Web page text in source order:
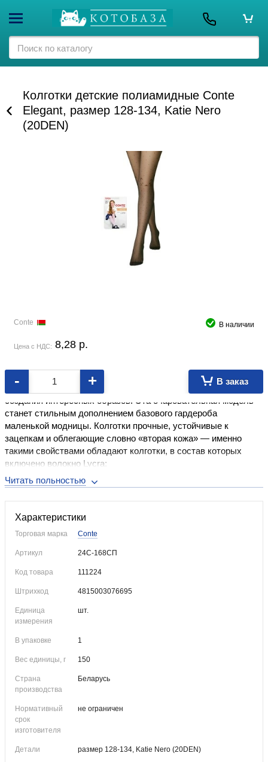
Колготки детские полиамидные Conte
Elegant, размер 128-134, Katie Nero
(20DEN)
Conte В наличии
Цена с НДС: 8,28 p.
- + В заказ
Колготки в точку с милым рисунком идеально подойдут для
создания интересных образов. Эта очаровательная модель
станет стильным дополнением базового гардероба
маленькой модницы. Колготки прочные, устойчивые к
зацепкам и облегающие словно «вторая кожа» — именно
такими свойствами обладают колготки, в состав которых
включено волокно Lycra:
• мягкие и эластичные
• усиленный торс в виде шортиков
• комфортный плоский шов
• укрепленный мысок
Характеристики
Торговая марка Conte
Артикул 24С-168СП
Код товара 111224
Штрихкод 4815003076695
Единица
измерения
шт.
В упаковке 1
Вес единицы, г 150
Страна
производства
Беларусь
Нормативный
срок
изготовителя
не ограничен
Детали размер 128-134, Katie Nero (20DEN)